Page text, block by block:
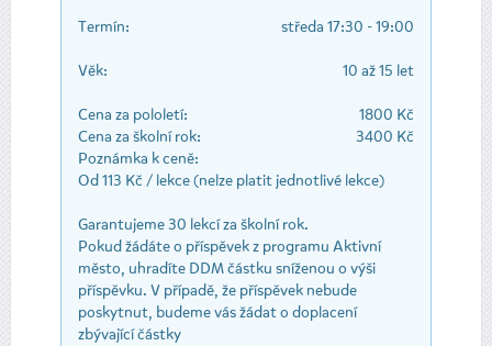
Termín: středa 17:30 - 19:00
Věk: 10 až 15 let
Cena za pololetí:
1800 Kč
Cena za školní rok:
3400 Kč
Poznámka k ceně:
Od 113 Kč / lekce (nelze platit jednotlivé lekce)
Garantujeme 30 lekcí za školní rok.
Pokud žádáte o příspěvek z programu Aktivní
město, uhradíte DDM částku sníženou o výši
příspěvku. V případě, že příspěvek nebude
poskytnut, budeme vás žádat o doplacení
zbývající částky